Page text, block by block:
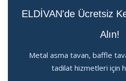
ELDİVAN'de Ücretsiz
Alın!
Metal asma tavan, baffle
tadilat hizmetleri için